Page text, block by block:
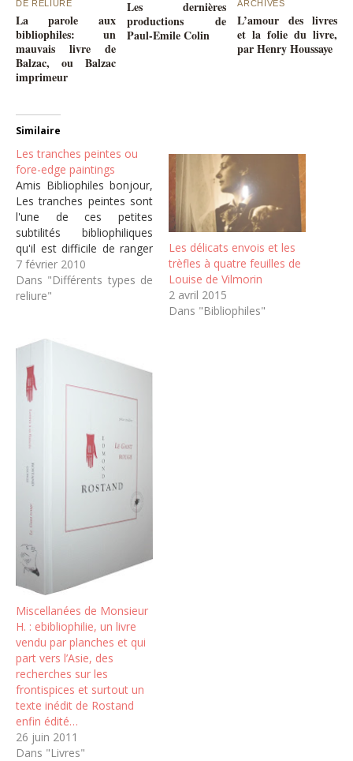
DE RELIURE
La parole aux
bibliophiles: un
mauvais livre de
Balzac, ou Balzac
imprimeur
Les dernières
productions de
Paul-Emile Colin
ARCHIVES
L’amour des livres
et la folie du livre,
par Henry Houssaye
Similaire
Les tranches peintes ou
fore-edge paintings
Amis Bibliophiles bonjour,
Les tranches peintes sont
l'une de ces petites
subtilités bibliophiliques
qu'il est difficile de ranger
dans une catégorie. S'agît-
il d'un complément à
l'illustration d'un ouvrage,
simple fantaisie héritée de
l'ère victorienne, aucun
des trois?Mais avant tout,
que sont les…
7 février 2010
Dans "Différents types de
reliure"
Les délicats envois et les
trèfles à quatre feuilles de
Louise de Vilmorin
2 avril 2015
Dans "Bibliophiles"
Miscellanées de Monsieur
H. : ebibliophilie, un livre
vendu par planches et qui
part vers l’Asie, des
recherches sur les
frontispices et surtout un
texte inédit de Rostand
enfin édité…
26 juin 2011
Dans "Livres"